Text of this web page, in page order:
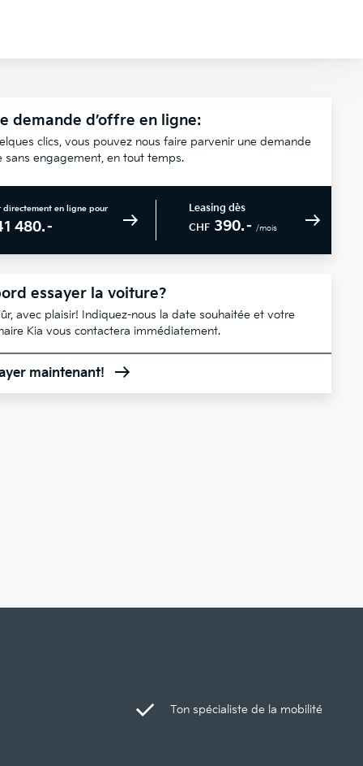
demande d’offre en ligne:
clics, vous pouvez nous faire parvenir une demande
sans engagement, en tout temps.
directement en ligne pour
480.–
Leasing dès
CHF 390.– /mois
essayer la voiture?
avec plaisir! Indiquez-nous la date souhaitée et votre
Kia vous contactera immédiatement.
maintenant!
Ton spécialiste de la mobilité